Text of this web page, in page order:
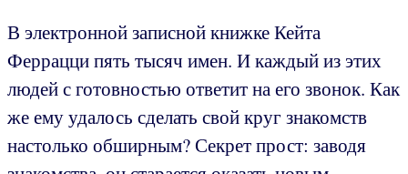
В электронной записной книжке Кейта
Феррацци пять тысяч имен. И каждый из этих
людей с готовностью ответит на его звонок. Как
же ему удалось сделать свой круг знакомств
настолько обширным? Секрет прост: заводя